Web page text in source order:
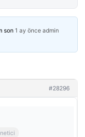
son 1 ay önce admin
#28296